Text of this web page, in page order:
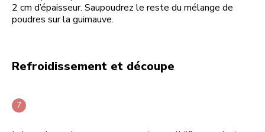
2 cm d’épaisseur. Saupoudrez le reste du mélange de
poudres sur la guimauve.
Refroidissement et découpe